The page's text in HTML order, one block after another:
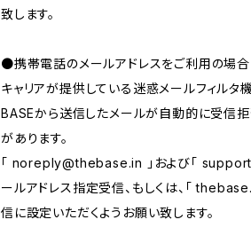
致します。
●携帯電話のメールアドレスをご利用の場合
キャリアが提供している迷惑メールフィルタ機
BASEから送信したメールが自動的に受信
があります。
「 noreply@thebase.in 」および「
ールアドレス指定受信、もしくは、「
信に設定いただくようお願い致します。